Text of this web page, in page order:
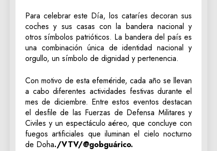
Para celebrar este Día, los cataríes decoran sus
coches y sus casas con la bandera nacional y
otros símbolos patrióticos. La bandera del país es
una combinación única de identidad nacional y
orgullo, un símbolo de dignidad y pertenencia.
Con motivo de esta efeméride, cada año se llevan
a cabo diferentes actividades festivas durante el
mes de diciembre. Entre estos eventos destacan
el desfile de las Fuerzas de Defensa Militares y
Civiles y un espectáculo aéreo, que concluye con
fuegos artificiales que iluminan el cielo nocturno
de Doha./VTV/@gobguárico.